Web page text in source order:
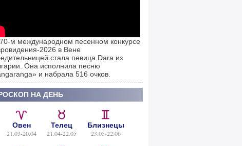
м международном песенном конкурсе
2026 в Вене
стала певица Dara из
Она исполнила песню
и набрала 516 очков.
НА ДЕНЬ
Овен
21.03-20.04
Телец
21.04-22.05
Близнецы
23.05-22.06